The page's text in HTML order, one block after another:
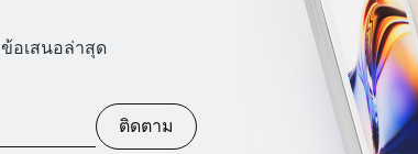
อเสนอล่าสุด
ติดตาม